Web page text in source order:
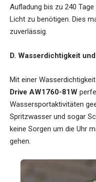
Aufladung bis zu 240
Licht zu benötigen. Dies
zuverlässig.
D. Wasserdichtigkeit
Mit einer
Drive AW1760-81W
Wassersportaktivitäten
Spritzwasser und sogar
keine Sorgen um die Uhr
gehen.